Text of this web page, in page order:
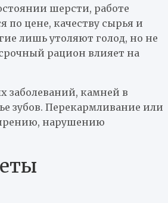
шерсти, работе
цене, качеству сырья и
лишь утоляют голод, но не
рацион влияет на
заболеваний, камней в
зубов. Перекармливание или
нарушению